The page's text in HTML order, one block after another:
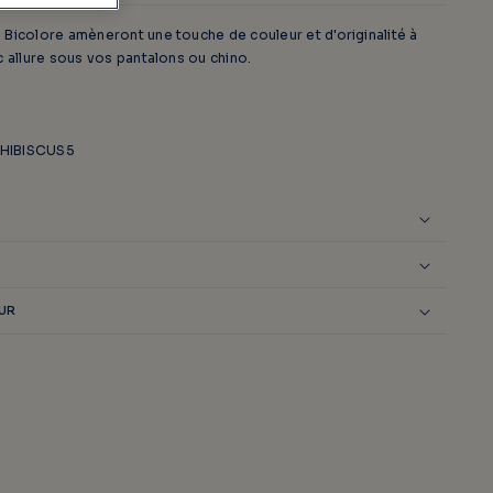
Bicolore amèneront une touche de couleur et d'originalité à
sous vos pantalons ou chino.